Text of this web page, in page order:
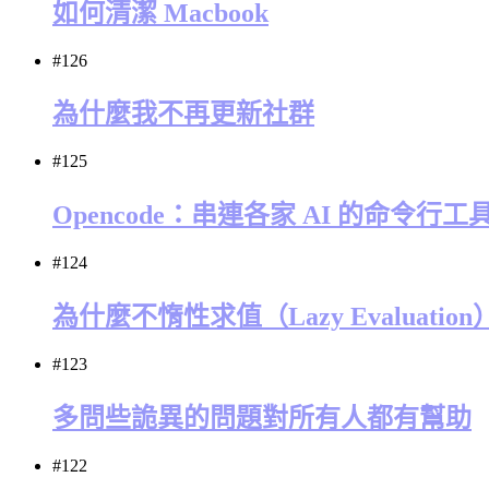
如何清潔 Macbook
#126
為什麼我不再更新社群
#125
Opencode：串連各家 AI 的命令行工
#124
為什麼不惰性求值（Lazy Evaluation
#123
多問些詭異的問題對所有人都有幫助
#122